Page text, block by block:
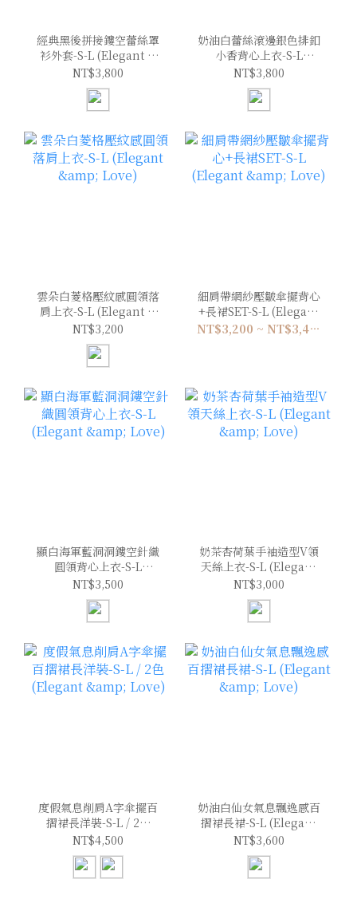
經典黑後拼接鏤空蕾絲罩
衫外套-S-L (Elegant &
Love)
NT$3,800
奶油白蕾絲滾邊銀色排釦
小香背心上衣-S-L
(Elegant & Love)
NT$3,800
雲朵白菱格壓紋感圓領落
肩上衣-S-L (Elegant &
Love)
NT$3,200
細肩帶網紗壓皺傘擺背心
+長裙SET-S-L (Elegant
& Love)
NT$3,200 ~ NT$3,400
顯白海軍藍洞洞鏤空針織
圓領背心上衣-S-L
(Elegant & Love)
NT$3,500
奶茶杏荷葉手袖造型V領
天絲上衣-S-L (Elegant
& Love)
NT$3,000
度假氣息削肩A字傘擺百
摺裙長洋裝-S-L / 2色
(Elegant & Love)
NT$4,500
奶油白仙女氣息飄逸感百
摺裙長裙-S-L (Elegant
& Love)
NT$3,600